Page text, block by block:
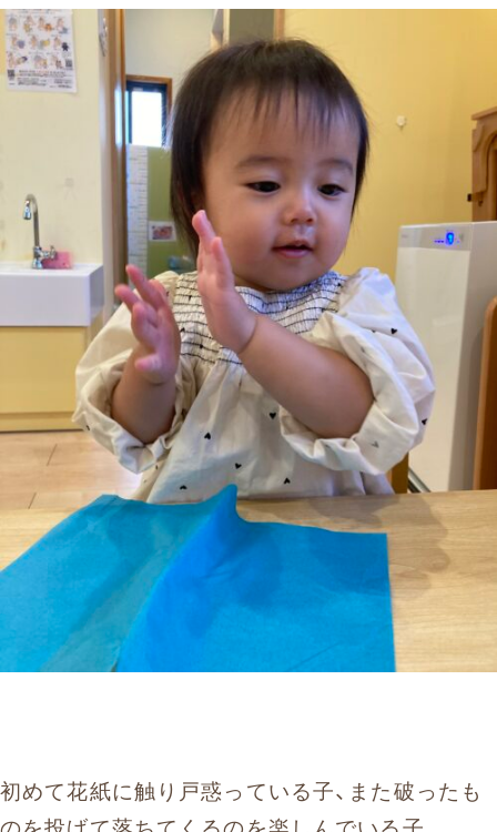
初めて花紙に触り戸惑っている子、また破ったも